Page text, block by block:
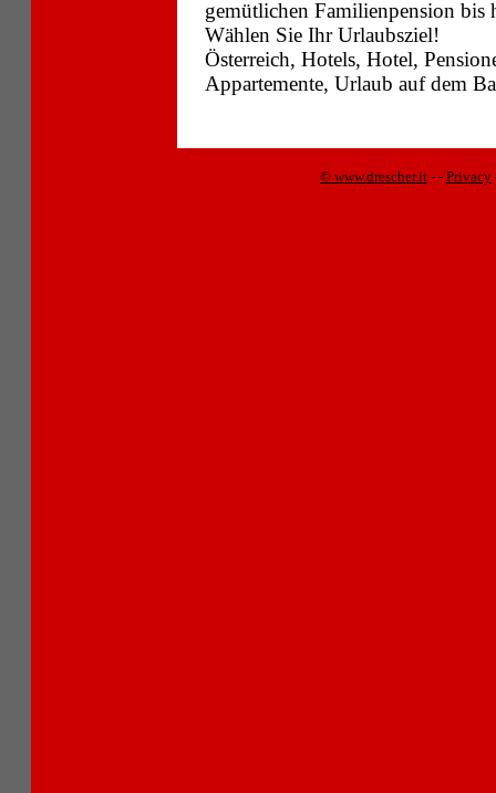
gemütlichen Familienpension
Wählen Sie Ihr Urlaubsziel!
Österreich, Hotels, Hotel,
Appartemente, Urlaub auf dem
© www.drescher.it - - Privacy